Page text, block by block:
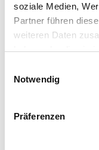
soziale Medien,
Partner führen
weiteren Daten
haben oder die sie
Notwendig
Präferenzen
1 /5